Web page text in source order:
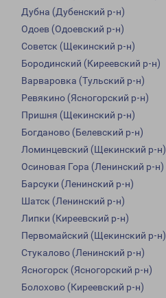
Дубна (Дубенский р-н)
Одоев (Одоевский р-н)
Советск (Щекинский р-н)
Бородинский (Киреевский р-н)
Варваровка (Тульский р-н)
Ревякино (Ясногорский р-н)
Пришня (Щекинский р-н)
Богданово (Белевский р-н)
Ломинцевский (Щекинский р-н)
Осиновая Гора (Ленинский р-н)
Барсуки (Ленинский р-н)
Шатск (Ленинский р-н)
Липки (Киреевский р-н)
Первомайский (Щекинский р-н)
Стукалово (Ленинский р-н)
Ясногорск (Ясногорский р-н)
Болохово (Киреевский р-н)